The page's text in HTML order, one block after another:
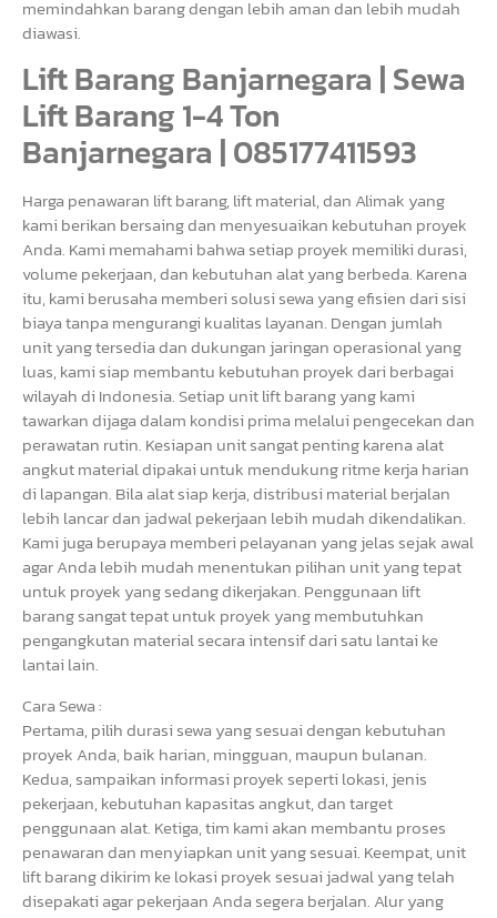
memindahkan barang dengan lebih aman dan lebih mudah
diawasi.
Lift Barang Banjarnegara | Sewa
Lift Barang 1-4 Ton
Banjarnegara | 085177411593
Harga penawaran lift barang, lift material, dan Alimak yang
kami berikan bersaing dan menyesuaikan kebutuhan proyek
Anda. Kami memahami bahwa setiap proyek memiliki durasi,
volume pekerjaan, dan kebutuhan alat yang berbeda. Karena
itu, kami berusaha memberi solusi sewa yang efisien dari sisi
biaya tanpa mengurangi kualitas layanan. Dengan jumlah
unit yang tersedia dan dukungan jaringan operasional yang
luas, kami siap membantu kebutuhan proyek dari berbagai
wilayah di Indonesia. Setiap unit lift barang yang kami
tawarkan dijaga dalam kondisi prima melalui pengecekan dan
perawatan rutin. Kesiapan unit sangat penting karena alat
angkut material dipakai untuk mendukung ritme kerja harian
di lapangan. Bila alat siap kerja, distribusi material berjalan
lebih lancar dan jadwal pekerjaan lebih mudah dikendalikan.
Kami juga berupaya memberi pelayanan yang jelas sejak awal
agar Anda lebih mudah menentukan pilihan unit yang tepat
untuk proyek yang sedang dikerjakan. Penggunaan lift
barang sangat tepat untuk proyek yang membutuhkan
pengangkutan material secara intensif dari satu lantai ke
lantai lain.
Cara Sewa :
Pertama, pilih durasi sewa yang sesuai dengan kebutuhan
proyek Anda, baik harian, mingguan, maupun bulanan.
Kedua, sampaikan informasi proyek seperti lokasi, jenis
pekerjaan, kebutuhan kapasitas angkut, dan target
penggunaan alat. Ketiga, tim kami akan membantu proses
penawaran dan menyiapkan unit yang sesuai. Keempat, unit
lift barang dikirim ke lokasi proyek sesuai jadwal yang telah
disepakati agar pekerjaan Anda segera berjalan. Alur yang